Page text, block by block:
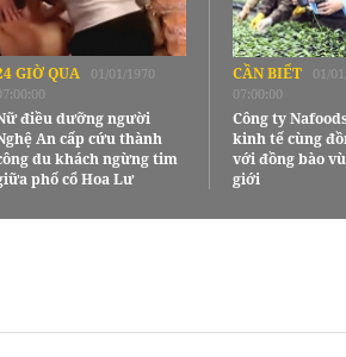
GIỜ QUA
01/01/1970
điều dưỡng người
An cấp cứu thành
du khách ngừng tim
phố cổ Hoa Lư
CẦN BIẾT
01/
07:00:00
Công ty
kinh tế cùng
với đồng bào
giới